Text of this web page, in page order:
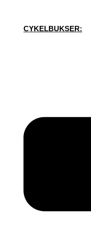
CYKELBUKSER: